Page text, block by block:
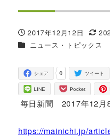
投稿日
2017年12月12日
更新日
カテゴリー
ニュース・トピックス
0
シェア ツイート
LINE Pocket
毎日新聞 2017年12
https://mainichi.jp/